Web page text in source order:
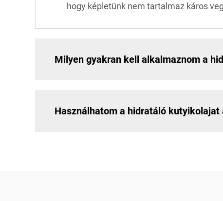
hogy képletünk nem tartalmaz káros
Milyen gyakran kell alkalmaznom a
Használhatom a hidratáló kutyikolajat